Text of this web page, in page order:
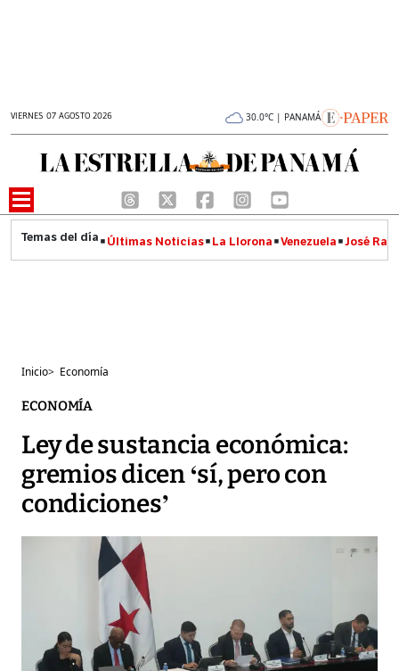
VIERNES 07 AGOSTO 2026 30.0°C | PANAMÁ
Últimas Noticias La Llorona Venezuela José
Inicio> Economía
ECONOMÍA
Ley de sustancia económica:
gremios dicen ‘sí, pero con
condiciones’